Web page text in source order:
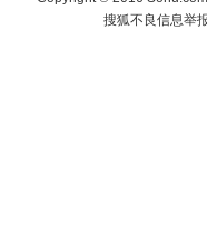
搜狐不良信息举